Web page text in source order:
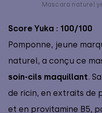
Mascara naturel
Score Yuka : 100/100
Pomponne, jeune
naturel, a conçu ce
soin-cils maquillant.
de ricin, en extraits de
et en provitamine B5,